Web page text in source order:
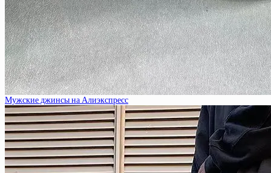
Мужские джинсы на Алиэкспресс